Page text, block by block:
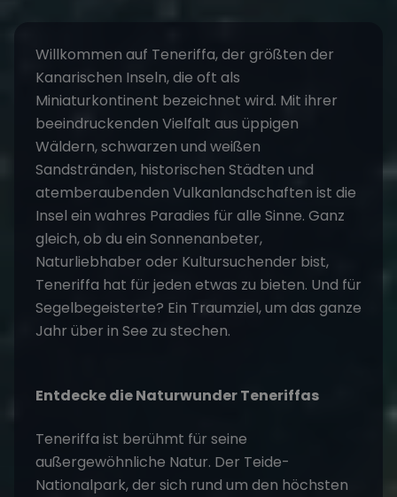
Willkommen auf Teneriffa, der größten der
Kanarischen Inseln, die oft als
Miniaturkontinent bezeichnet wird. Mit ihrer
beeindruckenden Vielfalt aus üppigen
Wäldern, schwarzen und weißen
Sandstränden, historischen Städten und
atemberaubenden Vulkanlandschaften ist die
Insel ein wahres Paradies für alle Sinne. Ganz
gleich, ob du ein Sonnenanbeter,
Naturliebhaber oder Kultursuchender bist,
Teneriffa hat für jeden etwas zu bieten. Und für
Segelbegeisterte? Ein Traumziel, um das ganze
Jahr über in See zu stechen.
Entdecke die Naturwunder Teneriffas
Teneriffa ist berühmt für seine
außergewöhnliche Natur. Der Teide-
Nationalpark, der sich rund um den höchsten